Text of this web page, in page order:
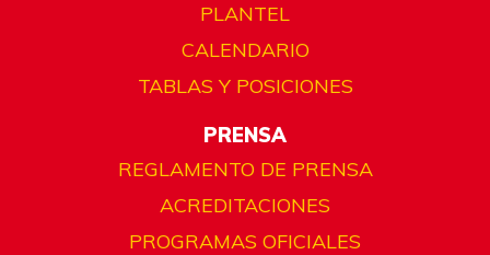
PLANTEL
CALENDARIO
TABLAS Y POSICIONES
PRENSA
REGLAMENTO DE PRENSA
ACREDITACIONES
PROGRAMAS OFICIALES